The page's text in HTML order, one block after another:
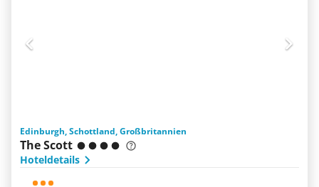
Edinburgh, Schottland, Großbritannien
The Scott
Hoteldetails